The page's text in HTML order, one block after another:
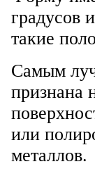
градусов
такие
Самым
признана
или
металлов.